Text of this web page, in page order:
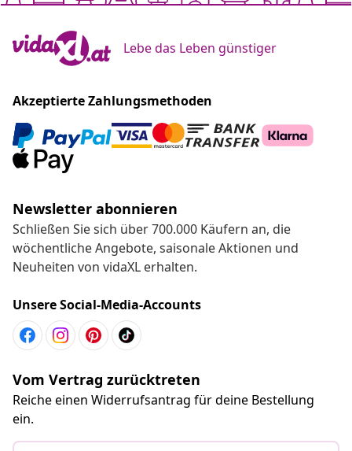
Lebe das Leben günstiger
Akzeptierte Zahlungsmethoden
Newsletter abonnieren
Schließen Sie sich über 700.000 Käufern an, die
wöchentliche Angebote, saisonale Aktionen und
Neuheiten von vidaXL erhalten.
Unsere Social-Media-Accounts
Vom Vertrag zurücktreten
Reiche einen Widerrufsantrag für deine Bestellung
ein.